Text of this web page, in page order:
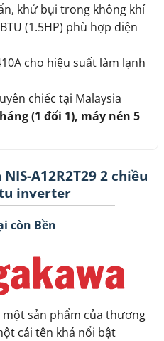
khử bụi trong không khí
(1.5HP) phù hợp diện
cho hiệu suất làm lạnh
chiếc tại Malaysia
(1 đổi 1), máy nén 5
A12R2T29 2 chiều
inverter
còn Bền
một sản phẩm của thương
cái tên khá nổi bật